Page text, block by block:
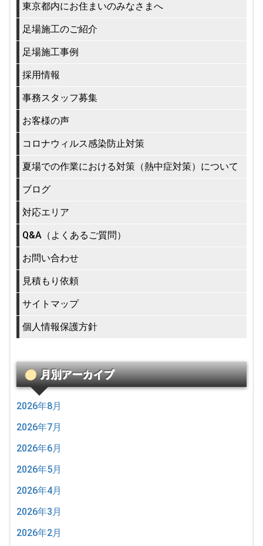
東京都内にお住まいのみなさまへ
足場施工のご紹介
足場施工事例
採用情報
事務スタッフ募集
お客様の声
コロナウィルス感染防止対策
夏場での作業における対策（熱中症対策）について
ブログ
対応エリア
Q&A（よくあるご質問）
お問い合わせ
見積もり依頼
サイトマップ
個人情報保護方針
月別アーカイブ
2026年8月
2026年7月
2026年6月
2026年5月
2026年4月
2026年3月
2026年2月